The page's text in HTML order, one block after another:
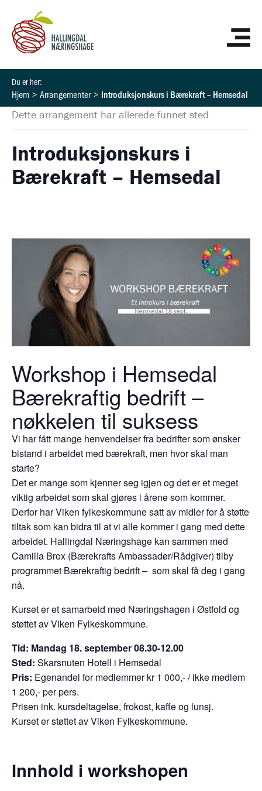
innholdet
Hjem Arrangementer Introduksjonskurs i Bærekraft – Hemsedal
Dette arrangement har allerede funnet sted.
Introduksjonskurs i
Bærekraft – Hemsedal
Workshop i Hemsedal
Bærekraftig bedrift –
nøkkelen til suksess
Vi har fått mange henvendelser fra bedrifter som ønsker
bistand i arbeidet med bærekraft, men hvor skal man
starte?
Det er mange som kjenner seg igjen og det er et meget
viktig arbeidet som skal gjøres i årene som kommer.
Derfor har Viken fylkeskommune satt av midler for å støtte
tiltak som kan bidra til at vi alle kommer i gang med dette
arbeidet. Hallingdal Næringshage kan sammen med
Camilla Brox (Bærekrafts Ambassadør/Rådgiver) tilby
programmet Bærekraftig bedrift – som skal få deg i gang
nå.
Kurset er et samarbeid med Næringshagen i Østfold og
støttet av Viken Fylkeskommune.
Tid: Mandag 18. september 08.30-12.00
Sted: Skarsnuten Hotell i Hemsedal
Pris: Egenandel for medlemmer kr 1 000,- / ikke medlem
1 200,- per pers.
Prisen ink. kursdeltagelse, frokost, kaffe og lunsj.
Kurset er støttet av Viken Fylkeskommune.
Innhold i workshopen